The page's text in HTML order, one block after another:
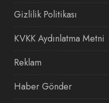
Gizlilik Politikası
KVKK Aydınlatma Metni
Reklam
Haber Gönder